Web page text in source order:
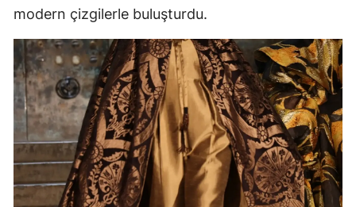
modern çizgilerle buluşturdu.